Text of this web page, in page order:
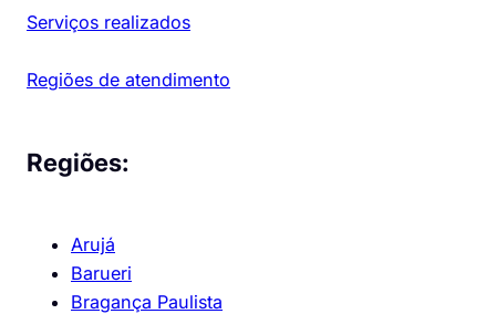
Serviços realizados
Regiões de atendimento
Regiões:
Arujá
Barueri
Bragança Paulista